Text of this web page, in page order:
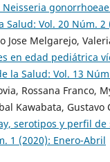
Vol. 20 Núm. 2
Jose Melgarejo,
en edad pediátrica
la Salud: Vol. 13
Rossana Franco,
Kawabata,
serotipos y perfil
1 (2020): Enero-Abril